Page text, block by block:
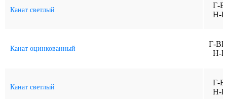
Канат светлый
Г-
Н-
Канат оцинкованный
Г-
Н-
Канат светлый
Г-
Н-